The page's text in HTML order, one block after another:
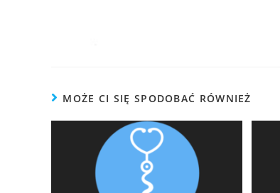
MOŻE CI SIĘ SPODOBAĆ RÓWNIEŻ